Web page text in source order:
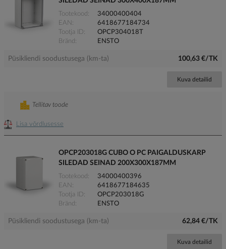
Tootekood
34000400404
EAN
6418677184734
Tootja ID
OPCP304018T
Bränd
ENSTO
Püsikliendi soodustusega (km-ta) 100,63 €/TK
Kuva detailid
Lisa võrdlusesse
Tellitav toode
OPCP203018G CUBO O PC PAIGALDUSKARP
SILEDAD SEINAD 200X300X187MM
Tootekood
34000400396
EAN
6418677184635
Tootja ID
OPCP203018G
Bränd
ENSTO
Püsikliendi soodustusega (km-ta) 62,84 €/TK
Kuva detailid